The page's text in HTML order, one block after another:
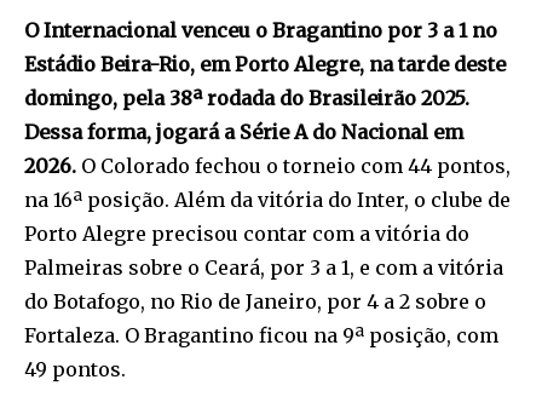
O Internacional venceu o Bragantino por 3 a 1 no
Estádio Beira-Rio, em Porto Alegre, na tarde deste
domingo, pela 38ª rodada do Brasileirão 2025.
Dessa forma, jogará a Série A do Nacional em
2026. O Colorado fechou o torneio com 44 pontos,
na 16ª posição. Além da vitória do Inter, o clube de
Porto Alegre precisou contar com a vitória do
Palmeiras sobre o Ceará, por 3 a 1, e com a vitória
do Botafogo, no Rio de Janeiro, por 4 a 2 sobre o
Fortaleza. O Bragantino ficou na 9ª posição, com
49 pontos.